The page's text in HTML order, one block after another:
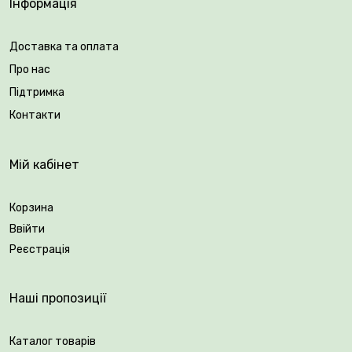
тюльпанів відPlantsvovk
Інформація
Доставка та оплата
Про нас
Підтримка
Контакти
Мій кабінет
Корзина
Ввійти
Реєстрація
Наші пропозиції
Каталог товарів